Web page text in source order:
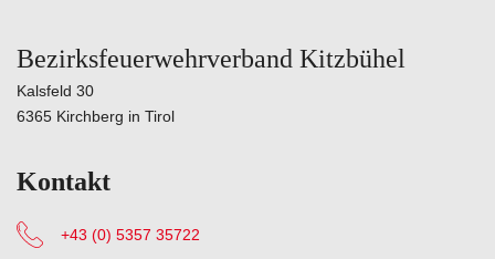
Bezirksfeuerwehrverband Kitzbühel
Kalsfeld 30
6365 Kirchberg in Tirol
Kontakt
+43 (0) 5357 35722